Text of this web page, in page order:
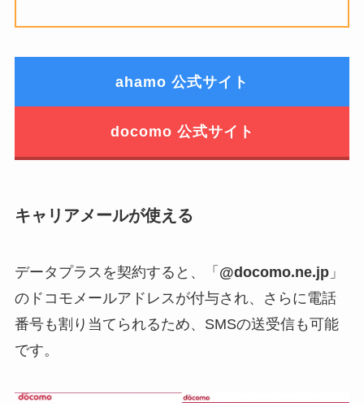
ahamo 公式サイト
docomo 公式サイト
キャリアメールが使える
データプラスを契約すると、「 @docomo.ne.jp」
のドコモメールアドレスが付与され、さらに電話
番号も割り当てられるため、SMSの送受信も可能
です。